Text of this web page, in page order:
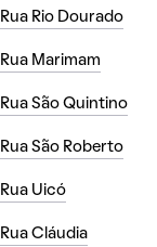
Rua Rio Dourado
Rua Marimam
Rua São Quintino
Rua São Roberto
Rua Uicó
Rua Cláudia